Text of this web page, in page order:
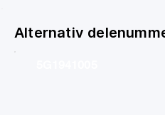
Alternativ